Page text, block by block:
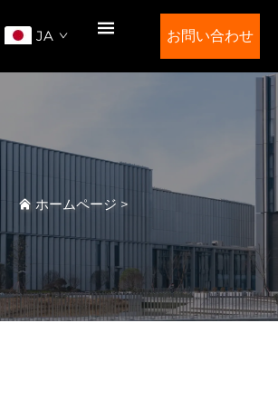
JA お問い合わせ
ホームページ >